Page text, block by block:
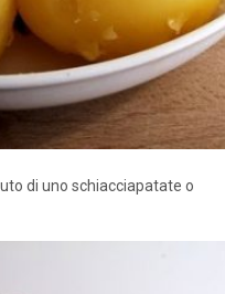
di uno schiacciapatate o